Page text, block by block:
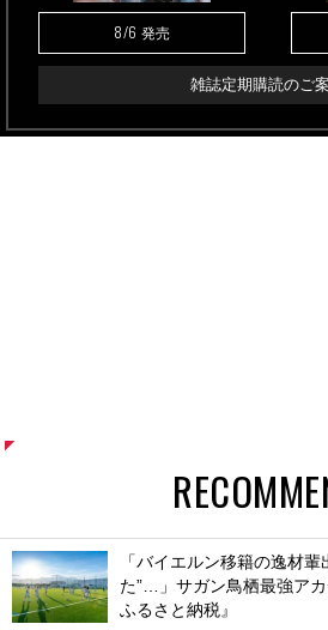
8/6 発売
雑誌定期購読のご
「バイエルン移籍の逸材
た”…」サガン鳥栖最強ア
ふるさと納税』